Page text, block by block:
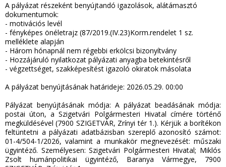
A pályázat részeként benyújtandó igazolások, alátámasztó
dokumentumok:
- motivációs levél
- fényképes önéletrajz (87/2019.(IV.23)Korm.rendelet 1 sz.
melléklete alapján
- Három hónapnál nem régebbi erkölcsi bizonyítvány
- Hozzájáruló nyilatkozat pályázati anyagba betekintésről
- végzettséget, szakképesítést igazoló okiratok másolata
A pályázat benyújtásának határideje: 2026.05.29. 00:00
Pályázat benyújtásának módja: A pályázat beadásának módja:
postai úton, a Szigetvári Polgármesteri Hivatal címére történő
megküldésével (7900 SZIGETVÁR, Zrínyi tér 1.). Kérjük a borítékon
feltüntetni a pályázati adatbázisban szereplő azonosító számot:
01-4/504-1/2026, valamint a munkakör megnevezését: műszaki
ügyintéző. Személyesen: Szigetvári Polgármesteri Hivatal; Miklós
Zsolt humánpolitikai ügyintéző, Baranya Vármegye, 7900